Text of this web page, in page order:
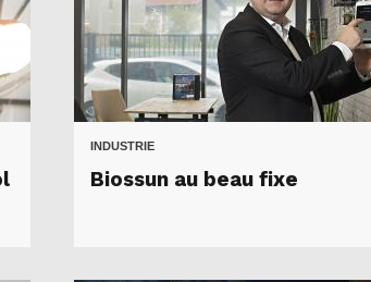
INDUSTRIE
Biossun au beau fixe